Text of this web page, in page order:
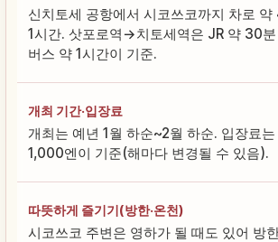
신치토세 공항에서 시코쓰코까지 차로 약
1시간. 삿포로역→치토세역은 JR 약 30
버스 약 1시간이 기준.
개최 기간·입장료
개최는 예년 1월 하순~2월 하순. 입장료
1,000엔이 기준(해마다 변경될 수 있음).
따뜻하게 즐기기(방한·온천)
시코쓰코 주변은 영하가 될 때도 있어 방